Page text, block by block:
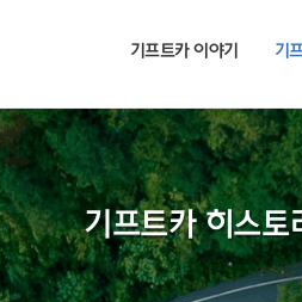
기프트카 이야기 기
기프트카 히스토